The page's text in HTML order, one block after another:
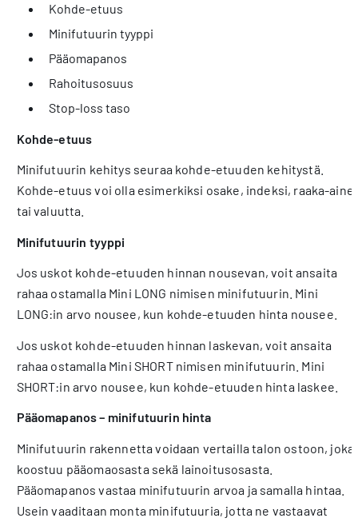
Kohde-etuus
Minifutuurin tyyppi
Pääomapanos
Rahoitusosuus
Stop-loss taso
Kohde-etuus
Minifutuurin kehitys seuraa kohde-etuuden kehitystä.
Kohde-etuus voi olla esimerkiksi osake, indeksi, raaka-aine
tai valuutta.
Minifutuurin tyyppi
Jos uskot kohde-etuuden hinnan nouse­van, voit ansaita
rahaa ostamalla Mini LONG nimisen minifutuurin. Mini
LONG:in arvo nousee, kun kohde-etuuden hinta nousee.
Jos uskot kohde-etuuden hinnan laske­van, voit ansaita
rahaa ostamalla Mini SHORT nimisen minifutuurin. Mini
SHORT:in arvo nousee, kun kohde-etuuden hinta laskee.
Pääomapanos – minifutuurin hinta
Minifutuurin rakennetta voidaan vertailla talon ostoon, joka
koostuu pääomaosasta sekä lainoitusosasta.
Pääomapanos vastaa minifutuurin arvoa ja sa­malla hintaa.
Usein vaaditaan monta minifutuuria, jotta ne vastaavat